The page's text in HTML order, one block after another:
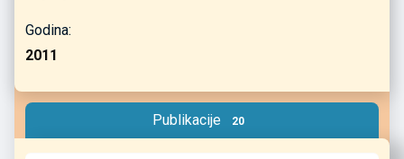
Godina:
2011
Publikacije 20